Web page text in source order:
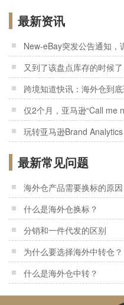
最新资讯
New-eBay突发公告通知，
跨境知道快讯：海外仓到
玩转亚马逊Brand
最新常见问题
海外仓产品需要换标的原因
什么是海外仓换标？
分销和一件代发的区别
为什么要选择海外中转仓？
什么是海外仓中转？